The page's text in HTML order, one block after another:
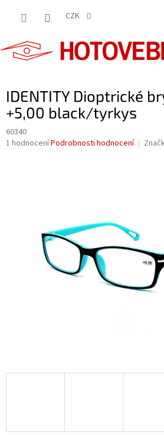
CZK
IDENTITY Dioptrické
+5,00 black/tyrkys
60340
Průměrné
1 hodnoceníPodrobnosti hodnocení